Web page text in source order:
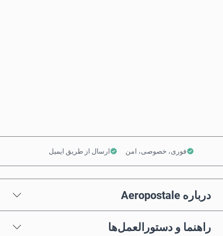
فوری، خصوصی، امن ارسال از طریق ایمیل
درباره Aeropostale
راهنما و دستورالعمل‌ها